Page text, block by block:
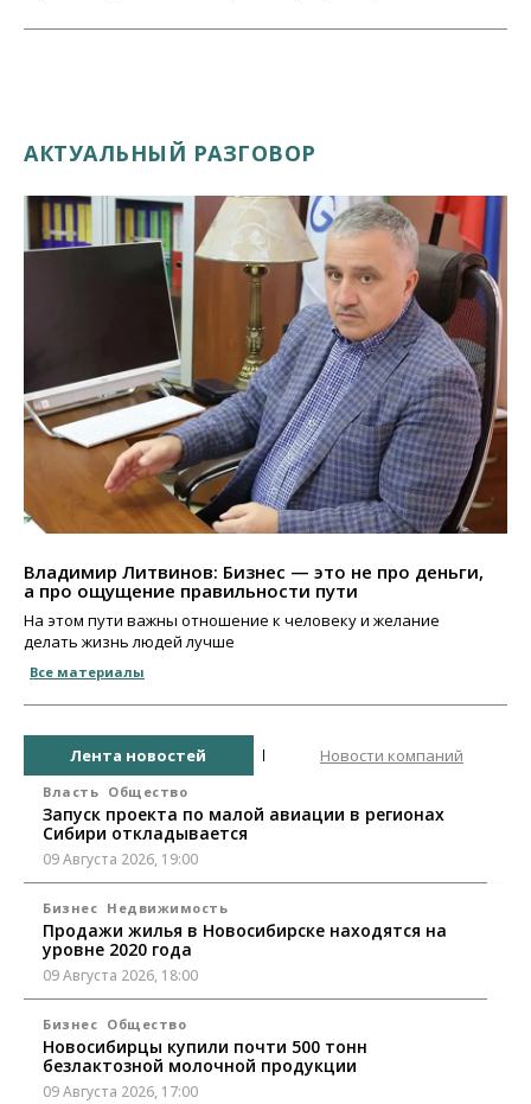
АКТУАЛЬНЫЙ РАЗГОВОР
Владимир Литвинов: Бизнес — это не про деньги,
а про ощущение правильности пути
На этом пути важны отношение к человеку и желание
делать жизнь людей лучше
Все материалы
Лента новостей Новости компаний
Власть Общество
Запуск проекта по малой авиации в регионах
Сибири откладывается
09 Августа 2026, 19:00
Бизнес Недвижимость
Продажи жилья в Новосибирске находятся на
уровне 2020 года
09 Августа 2026, 18:00
Бизнес Общество
Новосибирцы купили почти 500 тонн
безлактозной молочной продукции
09 Августа 2026, 17:00